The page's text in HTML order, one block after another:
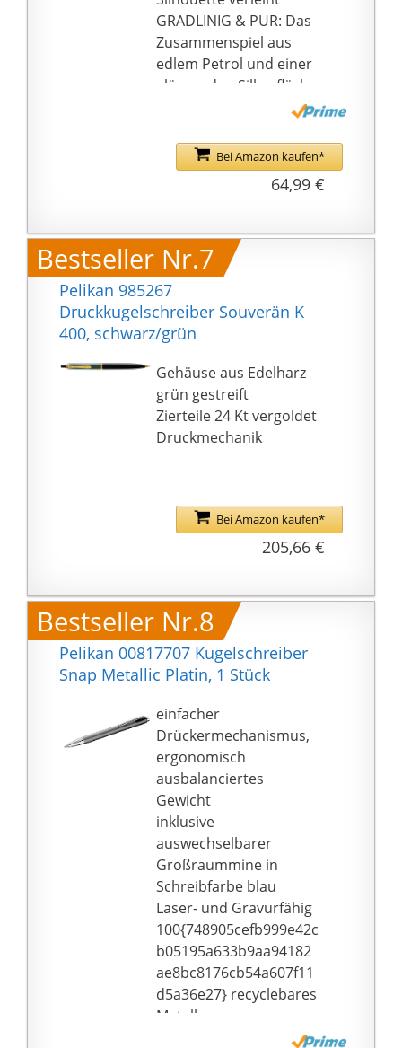
GRADLINIG & PUR: Das
Zusammenspiel aus
edlem Petrol und einer
glänzenden Silberfläche
Kontrast, so erhält der
Pura Kugelschreiber
seine zeitlose und pure
KOMFORTABLE
DREHMECHANIK: Der
Kugelschreiber verfügt
über eine praktische
Drehmechanik, mit der
die Mine einfach ein-
und ausgefahren
werden kann
AUSWECHSELBARE
MINE: Der
Schreibfarbe Schwarz
ausgestattet; Die
Kugelschreibermine ist
QUALITÄT: Durch
langjährige Erfahrung
erfüllt Pelikan jederzeit
höchste
Qualitätsansprüche;
Die hochwertigen
Schreibgeräte der
Marke Pelikan vereinen
Expertise, Leidenschaft
sowie Eleganz und
bereiten ein Leben lang
Freude am Schreiben
Bei Amazon kaufen*
64,99 €
Bestseller Nr.7
Pelikan 985267
Druckkugelschreiber Souverän K
400, schwarz/grün
Gehäuse aus Edelharz
grün gestreift
Zierteile 24 Kt vergoldet
Druckmechanik
Bei Amazon kaufen*
205,66 €
Bestseller Nr.8
Pelikan 00817707 Kugelschreiber
Snap Metallic Platin, 1 Stück
einfacher
Drückermechanismus,
ergonomisch
ausbalanciertes
Gewicht
inklusive
auswechselbarer
Großraummine in
Schreibfarbe blau
Laser- und Gravurfähig
100{748905cefb999e42c
b05195a633b9aa94182
ae8bc8176cb54a607f11
d5a36e27} recyclebares
Metall
Farbe: Metallic Platin, 1